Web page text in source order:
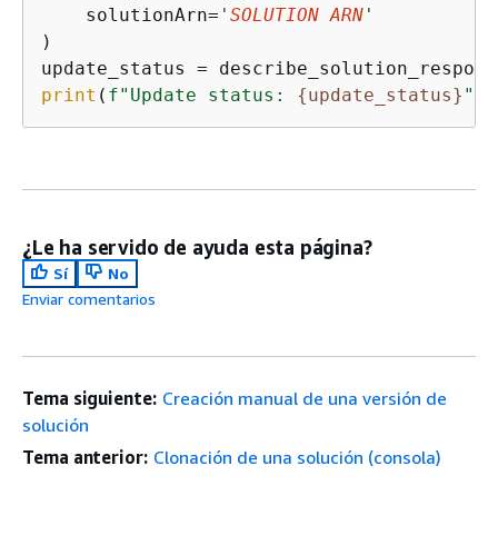
    solutionArn=
' SOLUTION ARN '
)
update_status =
print ( f"Update status: {update_status} "
¿Le ha servido de ayuda esta página?
Sí
No
Enviar comentarios
Tema siguiente: Creación manual de una versión de
solución
Tema anterior: Clonación de una solución (consola)